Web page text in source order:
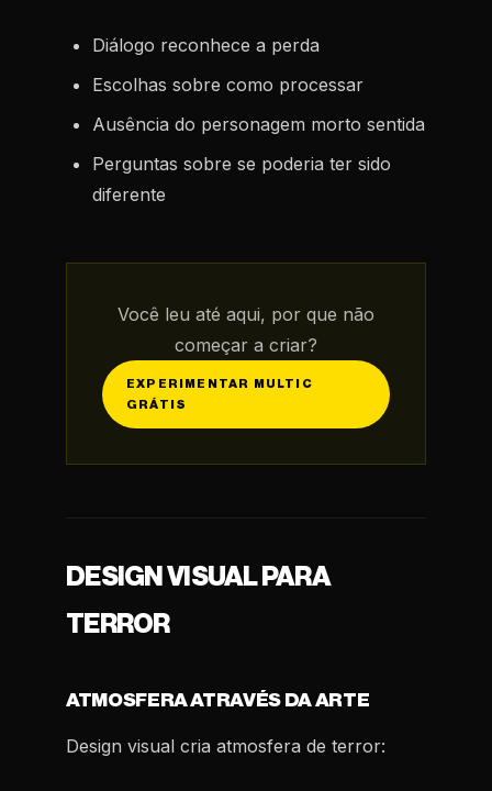
Diálogo reconhece a perda
Escolhas sobre como processar
Ausência do personagem morto sentida
Perguntas sobre se poderia ter sido
diferente
Você leu até aqui, por que não
começar a criar?
EXPERIMENTAR MULTIC
GRÁTIS
DESIGN VISUAL PARA
TERROR
ATMOSFERA ATRAVÉS DA ARTE
Design visual cria atmosfera de terror: